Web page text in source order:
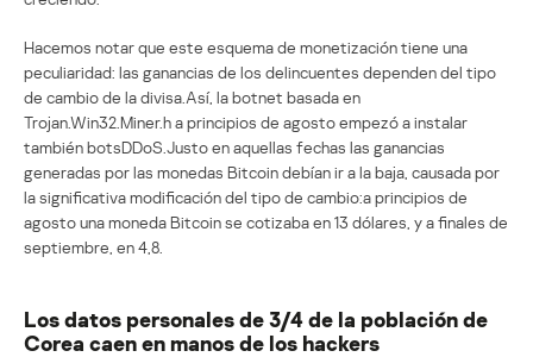
Hacemos notar que este esquema de monetización tiene una
peculiaridad: las ganancias de los delincuentes dependen del tipo
de cambio de la divisa.Así, la botnet basada en
Trojan.Win32.Miner.h a principios de agosto empezó a instalar
también botsDDoS.Justo en aquellas fechas las ganancias
generadas por las monedas Bitcoin debían ir a la baja, causada por
la significativa modificación del tipo de cambio:a principios de
agosto una moneda Bitcoin se cotizaba en 13 dólares, y a finales de
septiembre, en 4,8.
Los datos personales de 3/4 de la población de
Corea caen en manos de los hackers